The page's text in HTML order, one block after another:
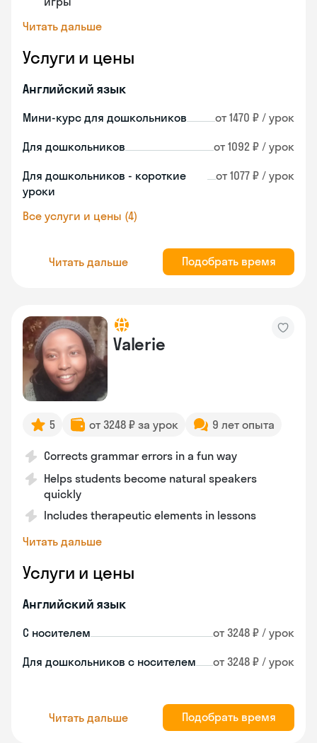
Читать дальше
Услуги и цены
Английский язык
Мини-курс для дошкольников от 1470 ₽ / урок
Для дошкольников от 1092 ₽ / урок
Для дошкольников - короткие
уроки
от 1077 ₽ / урок
Все услуги и цены (4)
Читать дальше Подобрать время
Valerie
5 от 3248 ₽ за урок 9 лет опыта
Corrects grammar errors in a fun way
Helps students become natural speakers
quickly
Includes therapeutic elements in lessons
Читать дальше
Услуги и цены
Английский язык
С носителем от 3248 ₽ / урок
Для дошкольников с носителем от 3248 ₽ / урок
Читать дальше Подобрать время